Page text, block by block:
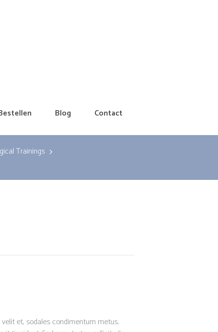
Blog Contact
Trainings
et, sodales condimentum metus.